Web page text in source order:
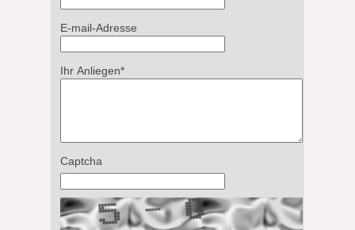
E-mail-Adresse
Ihr Anliegen*
Captcha